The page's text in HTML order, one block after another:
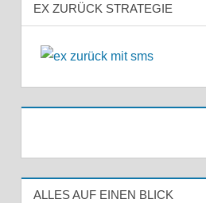
EX ZURÜCK STRATEGIE
ALLES AUF EINEN BLICK